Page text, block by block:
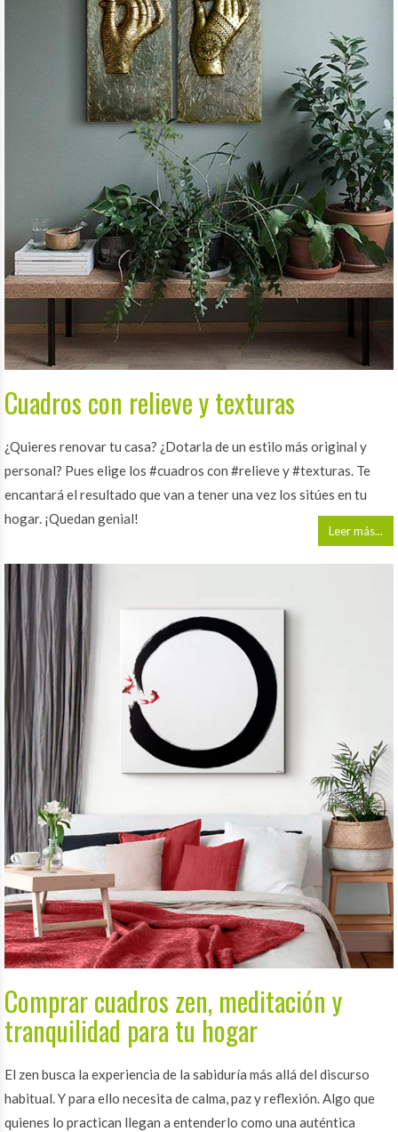
Cuadros con relieve y texturas
¿Quieres renovar tu casa? ¿Dotarla de un estilo más original y
personal? Pues elige los #cuadros con #relieve y #texturas. Te
encantará el resultado que van a tener una vez los sitúes en tu
hogar. ¡Quedan genial!
Leer más...
Comprar cuadros zen, meditación y
tranquilidad para tu hogar
El zen busca la experiencia de la sabiduría más allá del discurso
habitual. Y para ello necesita de calma, paz y reflexión. Algo que
quienes lo practican llegan a entenderlo como una auténtica